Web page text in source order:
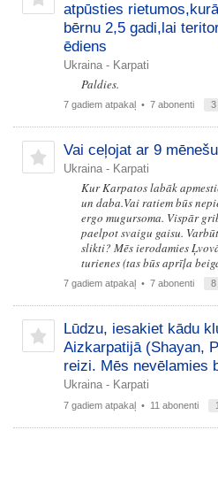
atpūsties
bērnu 2,5 gadi,lai
ēdiens
Ukraina - Karpati
Paldies.
7 gadiem atpakaļ • 7 abonenti 3
Vai ceļojat ar 9
Ukraina - Karpati
Kur Karpatos labāk
un daba.Vai ratiem būs
ergo mugursoma. Vispār
paelpot svaigu gaisu.
slikti? Mēs ierodamies
turienes (tas būs aprīļa
7 gadiem atpakaļ • 7 abonenti 8
Lūdzu, iesakiet kādu
Aizkarpatijā (Shayan,
reizi. Mēs nevēlamies
Ukraina - Karpati
7 gadiem atpakaļ • 11 abonenti